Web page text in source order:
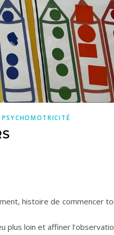
PSYCHOMOTRICITÉ
histoire de commencer
plus loin et affiner